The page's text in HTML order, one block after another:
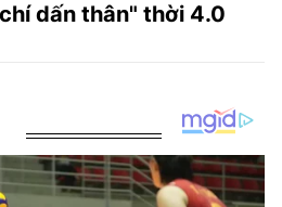
dấn thân" thời 4.0